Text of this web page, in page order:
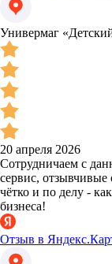
Универмаг
20 апреля 2026
Сотрудничаем с
сервис, отзывчивые
чётко и по делу -
бизнеса!
Отзыв в